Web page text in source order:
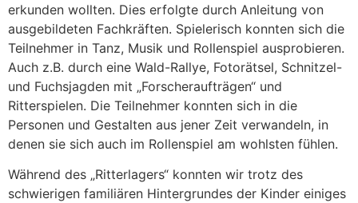
erkunden wollten. Dies erfolgte durch Anleitung von
ausgebildeten Fachkräften. Spielerisch konnten sich die
Teilnehmer in Tanz, Musik und Rollenspiel ausprobieren.
Auch z.B. durch eine Wald-Rallye, Fotorätsel, Schnitzel-
und Fuchsjagden mit „Forscheraufträgen“ und
Ritterspielen. Die Teilnehmer konnten sich in die
Personen und Gestalten aus jener Zeit verwandeln, in
denen sie sich auch im Rollenspiel am wohlsten fühlen.
Während des „Ritterlagers“ konnten wir trotz des
schwierigen familiären Hintergrundes der Kinder einiges